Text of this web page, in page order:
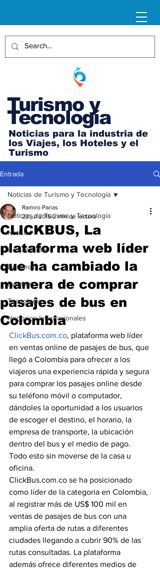
Turismo y
Tecnología
Noticias para la industria de
los Viajes, los Hoteles y el
Turismo
Entrada
Noticias de Turismo y Tecnología
Noticias
Herramientas
Destinos
Eventos
Tecnología
Negocios Internacionales
Noticias de Turismo y Tecnología
CLICKBUS, La
plataforma web líder
que ha cambiado la
manera de comprar
pasajes de bus en
Colombia
Ramiro Parias
23 jul 2015 2 min de lectura
ClickBus.com.co, plataforma web líder
en ventas online de pasajes de bus, que
llegó a Colombia para ofrecer a los
viajeros una experiencia rápida y segura
para comprar los pasajes online desde
su teléfono móvil o computador,
dándoles la oportunidad a los usuarios
de escoger el destino, el horario, la
empresa de transporte, la ubicación
dentro del bus y el medio de pago.
Todo esto sin moverse de la casa u
oficina.
ClickBus.com.co se ha posicionado
como líder de la categoria en Colombia,
al registrar más de US$ 100 mil en
ventas de pasajes de bus con una
amplia oferta de rutas a diferentes
ciudades llegando a cubrir 90% de las
rutas consultadas. La plataforma
además ofrece diferentes medios de